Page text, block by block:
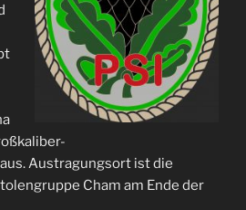
Austragungsort ist die
Cham am Ende der